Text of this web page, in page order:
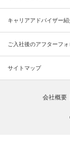
キャリアアドバイザー紹
ご入社後のアフターフォ
サイトマップ
会社概要